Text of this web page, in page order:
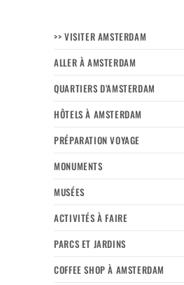
>> VISITER AMSTERDAM
ALLER À AMSTERDAM
QUARTIERS D’AMSTERDAM
HÔTELS À AMSTERDAM
PRÉPARATION VOYAGE
MONUMENTS
MUSÉES
ACTIVITÉS À FAIRE
PARCS ET JARDINS
COFFEE SHOP À AMSTERDAM